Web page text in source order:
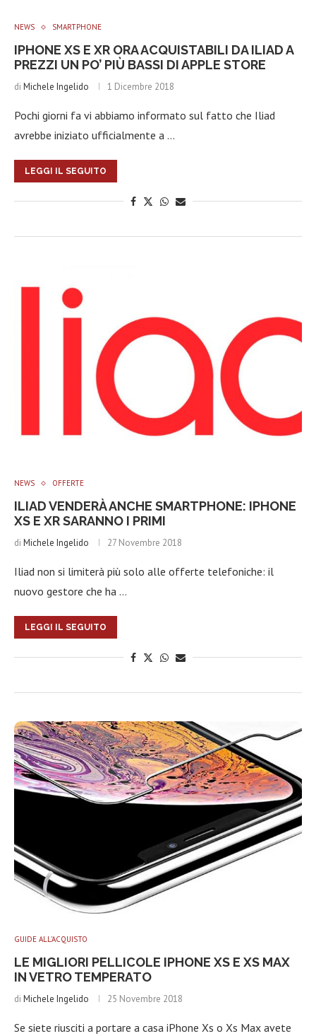
NEWS SMARTPHONE
IPHONE XS E XR ORA ACQUISTABILI DA ILIAD A
PREZZI UN PO’ PIÙ BASSI DI APPLE STORE
di Michele Ingelido 1 Dicembre 2018
Pochi giorni fa vi abbiamo informato sul fatto che Iliad
avrebbe iniziato ufficialmente a …
LEGGI IL SEGUITO
NEWS OFFERTE
ILIAD VENDERÀ ANCHE SMARTPHONE: IPHONE
XS E XR SARANNO I PRIMI
di Michele Ingelido 27 Novembre 2018
Iliad non si limiterà più solo alle offerte telefoniche: il
nuovo gestore che ha …
LEGGI IL SEGUITO
GUIDE ALL'ACQUISTO
LE MIGLIORI PELLICOLE IPHONE XS E XS MAX
IN VETRO TEMPERATO
di Michele Ingelido 25 Novembre 2018
Se siete riusciti a portare a casa iPhone Xs o Xs Max avete